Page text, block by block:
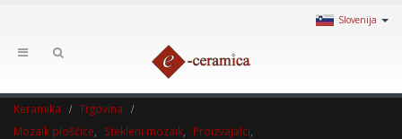
Slovenija
Keramika
Trgovina
Mozaik ploščice
Stekleni mozaik Proizvajalci